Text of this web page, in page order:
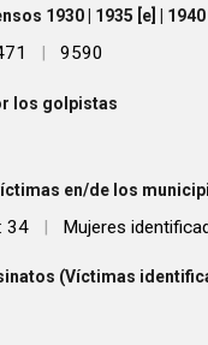
1930 | 1935 [e] | 1940
| 9590
los golpistas
en/de los
34 | Mujeres
(Víctimas